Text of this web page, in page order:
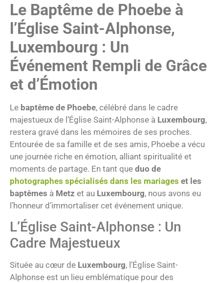
Le Baptême de Phoebe à
l’Église Saint-Alphonse,
Luxembourg : Un
Événement Rempli de Grâce
et d’Émotion
Le baptême de Phoebe, célébré dans le cadre
majestueux de l’Église Saint-Alphonse à Luxembourg,
restera gravé dans les mémoires de ses proches.
Entourée de sa famille et de ses amis, Phoebe a vécu
une journée riche en émotion, alliant spiritualité et
moments de partage. En tant que duo de
photographes spécialisés dans les mariages et les
baptêmes à Metz et au Luxembourg, nous avons eu
l’honneur d’immortaliser cet événement unique.
L’Église Saint-Alphonse : Un
Cadre Majestueux
Située au cœur de Luxembourg, l’Église Saint-
Alphonse est un lieu emblématique pour des